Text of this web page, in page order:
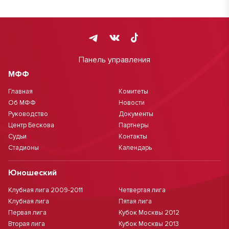
Панель управления
МФФ
Главная
Об МФФ
Руководство
Центр Бескова
Судьи
Стадионы
Комитеты
Новости
Документы
Партнеры
Контакты
Календарь
Юношеский
Клубная лига 2009-2011
Клубная лига
Первая лига
Вторая лига
Четвертая лига
Пятая лига
Кубок Москвы 2012
Кубок Москвы 2013